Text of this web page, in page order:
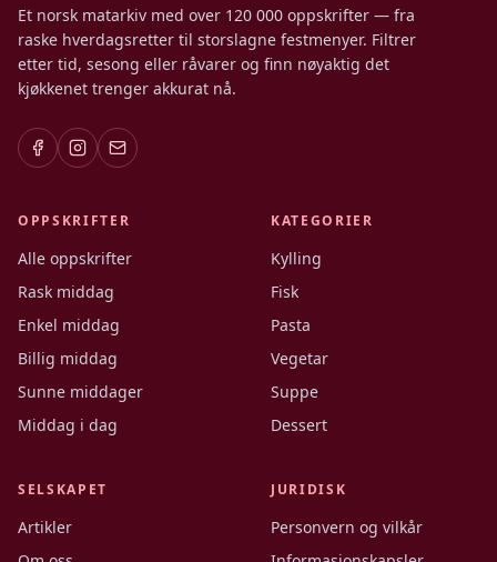
Et norsk matarkiv med over 120 000 oppskrifter — fra
raske hverdagsretter til storslagne festmenyer. Filtrer
etter tid, sesong eller råvarer og finn nøyaktig det
kjøkkenet trenger akkurat nå.
OPPSKRIFTER
Alle oppskrifter
Rask middag
Enkel middag
Billig middag
Sunne middager
Middag i dag
KATEGORIER
Kylling
Fisk
Pasta
Vegetar
Suppe
Dessert
SELSKAPET
Artikler
JURIDISK
Personvern og vilkår